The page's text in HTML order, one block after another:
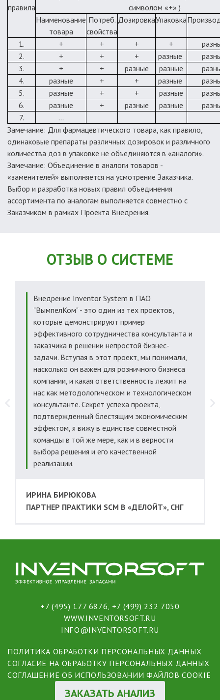
правила
символом «+» )
Наименование
товара
Потреб.
свойства
ДозировкаУпаковка
1. + + + +
2.
+ + + разные
3.
+ + разные разные
4.
разные + + разные
5.
разные + + разные
6.
разные + разные разные
7.
...
Замечание: Для фармацевтического товара, как правило,
одинаковые препараты различных дозировок и различного
количества доз в упаковке не объединяются в «аналоги».
Замечание: Объединение в аналоги товаров -
«заменителей» выполняется на усмотрение Заказчика.
Выбор и разработка новых правил объединения
ассортимента по аналогам выполняется совместно с
Заказчиком в рамках Проекта Внедрения.
ОТЗЫВ О СИСТЕМЕ
Внедрение Inventor System в ПАО
"ВымпелКом" - это один из тех проектов,
которые демонстрируют пример
эффективного сотрудничества консультанта и
заказчика в решении непростой бизнес-
задачи. Вступая в этот проект, мы понимали,
насколько он важен для розничного бизнеса
компании, и какая ответственность лежит на
нас как методологическом и технологическом
консультанте. Секрет успеха проекта,
подтвержденный блестящим экономическим
эффектом, я вижу в единстве совместной
команды в той же мере, как и в верности
выбора решения и его качественной
реализации.
ИРИНА БИРЮКОВА
ПАРТНЕР ПРАКТИКИ SCM В «ДЕЛОЙТ», СНГ
+7 (495) 177 6876 +7 (499) 232 7050
WWW.INVENTORSOFT.RU
INFO@INVENTORSOFT.RU
ПОЛИТИКА ОБРАБОТКИ ПЕРСОНАЛЬНЫХ ДАННЫХ
СОГЛАСИЕ НА ОБРАБОТКУ ПЕРСОНАЛЬНЫХ ДАННЫХ
СОГЛАШЕНИЕ ОБ ИСПОЛЬЗОВАНИИ ФАЙЛОВ COOKIE
ЗАКАЗАТЬ АНАЛИЗ